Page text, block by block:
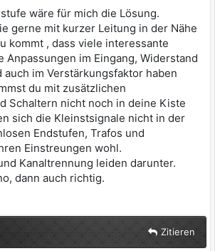
wäre für mich die Lösung.
gerne mit kurzer Leitung in der Nähe
kommt , dass viele interessante
Anpassungen im Eingang, Widerstand
auch im Verstärkungsfaktor haben
du mit zusätzlichen
Schaltern nicht noch in deine Kiste
sich die Kleinstsignale nicht in der
Endstufen, Trafos und
Einstreungen wohl.
Kanaltrennung leiden darunter.
dann auch richtig.
Zitieren